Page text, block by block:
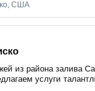
США
из района залива
услуги